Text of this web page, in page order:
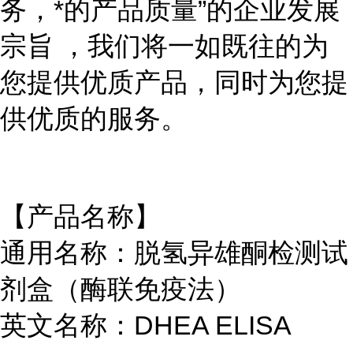
务，*的产品质量”的企业发展
宗旨 ，我们将一如既往的为
您提供优质产品，同时为您提
供优质的服务。
【产品名称】
通用名称：脱氢异雄酮检测试
剂盒（酶联免疫法）
英文名称：DHEA ELISA